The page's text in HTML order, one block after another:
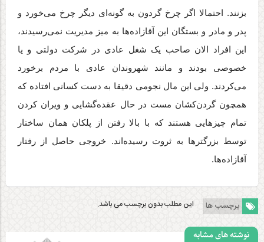
بزنند. احتمالا اگر چرخ گردون به گونه‌ای دیگر چرخ می‌خورد و
پدر و مادر و بستگان این آقازاده‌ها به میز مدیریت نمی‌رسیدند،
این افراد الان صاحب یک شغل عادی در شرکت دولتی و یا
خصوصی بودند و مانند شهروندان عادی با مردم برخورد
می‌کردند. ولی این مال نجومی دقیقا به دست کسانی افتاده که
همچون گردن‌کشان مست در حال عقده‌گشایی و ویران کردن
تمام چیزهایی هستند که با بالا رفتن از پلکان همان ساختار
توسط بزرگتر‌ها به ثروت رسیده‌اند. خروجی حاصل از رفتار
آقازاده‌ها.
برچسب ها این مطلب بدون برچسب می باشد.
نوشته های مشابه